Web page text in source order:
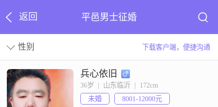
返回 平邑男士征婚
性别 下载客户端，便捷沟通
兵心依旧
36岁  |  山东临沂  |  172cm
未婚
8001-12000元